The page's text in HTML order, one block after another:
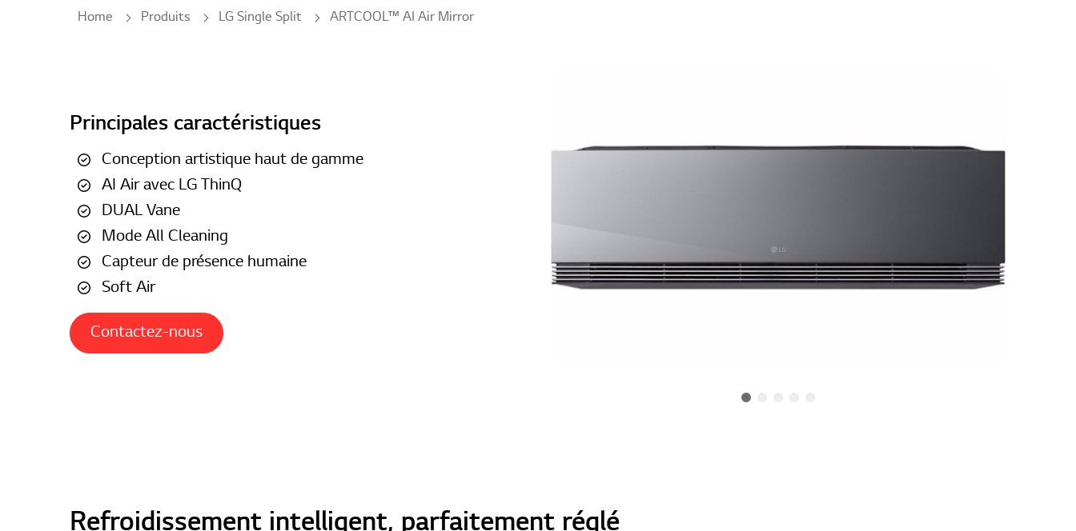
Home Produits LG Single Split ARTCOOL™ AI Air Mirror
Principales caractéristiques
Conception artistique haut de gamme
AI Air avec LG ThinQ
DUAL Vane
Mode All Cleaning
Capteur de présence humaine
Soft Air
Contactez-nous
Refroidissement intelligent, parfaitement réglé